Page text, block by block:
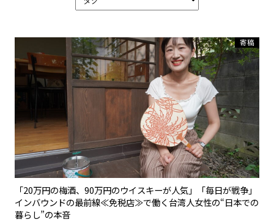
「20万円の梅酒、90万円のウイスキーが人気」「毎日が戦争」
インバウンドの最前線≪免税店≫で働く台湾人女性の“日本での
暮らし”の本音
寄稿